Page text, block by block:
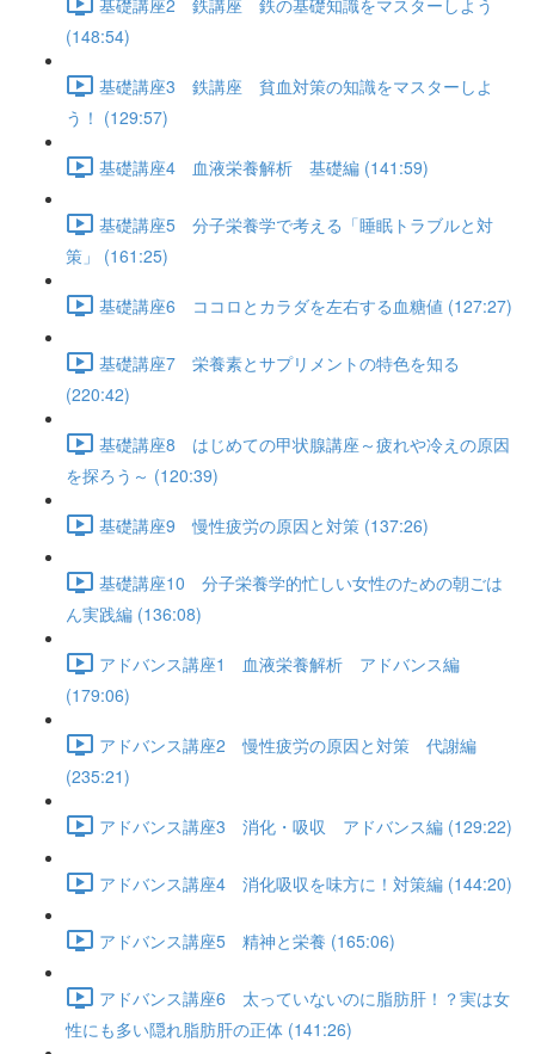
(148:54)
基礎講座3 鉄講座 貧血対策の知識をマスターしよ
う！ (129:57)
基礎講座4 血液栄養解析 基礎編 (141:59)
基礎講座5 分子栄養学で考える「睡眠トラブルと対
策」 (161:25)
基礎講座6 ココロとカラダを左右する血糖値 (127:27)
基礎講座7 栄養素とサプリメントの特色を知る
(220:42)
基礎講座8 はじめての甲状腺講座～疲れや冷えの原因
を探ろう～ (120:39)
基礎講座9 慢性疲労の原因と対策 (137:26)
基礎講座10 分子栄養学的忙しい女性のための朝ごは
ん実践編 (136:08)
アドバンス講座1 血液栄養解析 アドバンス編
(179:06)
アドバンス講座2 慢性疲労の原因と対策 代謝編
(235:21)
アドバンス講座3 消化・吸収 アドバンス編 (129:22)
アドバンス講座4 消化吸収を味方に！対策編 (144:20)
アドバンス講座5 精神と栄養 (165:06)
アドバンス講座6 太っていないのに脂肪肝！？実は女
性にも多い隠れ脂肪肝の正体 (141:26)